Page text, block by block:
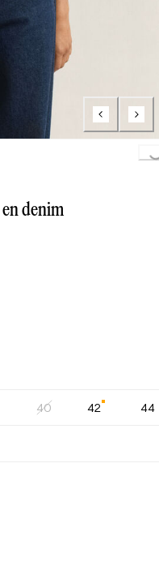
denim
40 42 44